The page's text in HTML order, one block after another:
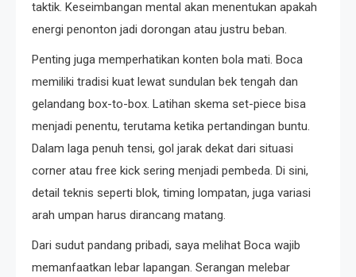
taktik. Keseimbangan mental akan menentukan apakah
energi penonton jadi dorongan atau justru beban.
Penting juga memperhatikan konten bola mati. Boca
memiliki tradisi kuat lewat sundulan bek tengah dan
gelandang box-to-box. Latihan skema set-piece bisa
menjadi penentu, terutama ketika pertandingan buntu.
Dalam laga penuh tensi, gol jarak dekat dari situasi
corner atau free kick sering menjadi pembeda. Di sini,
detail teknis seperti blok, timing lompatan, juga variasi
arah umpan harus dirancang matang.
Dari sudut pandang pribadi, saya melihat Boca wajib
memanfaatkan lebar lapangan. Serangan melebar